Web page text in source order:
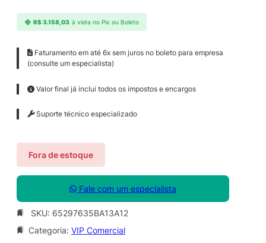
R$3.158,03 à vista no Pix ou Boleto
Faturamento em até 6x sem juros no boleto para empresa
(consulte um especialista)
Valor final já inclui todos os impostos e encargos
Suporte técnico especializado
Fora de estoque
Fale com um especialista
SKU: 65297635BA13A12
Categoria: VIP Comercial